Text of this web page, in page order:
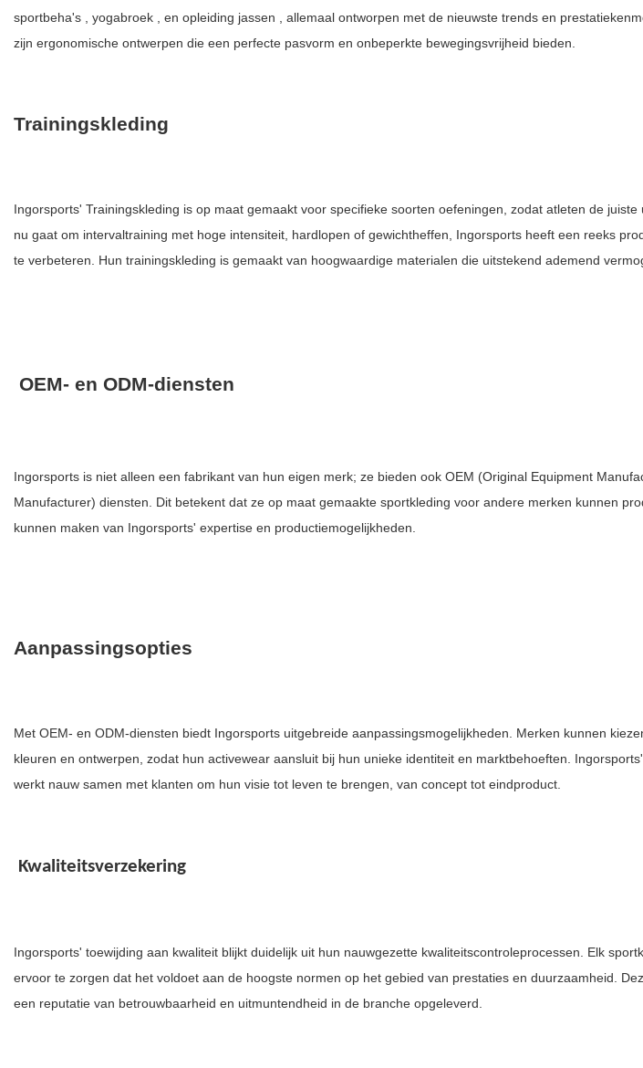
sportbeha's
yogabroek , en opleiding jassen
, allemaal ontworpen met de nieuwste trends en
zijn ergonomische ontwerpen die een perfecte pasvorm en onbeperkte bewegingsvrijheid bieden.
Trainingskleding
Ingorsports' Trainingskleding is op maat gemaakt voor specifieke soorten oefeningen, zodat atleten de
nu gaat om intervaltraining met hoge intensiteit, hardlopen of gewichtheffen, Ingorsports heeft een reeks
te verbeteren. Hun trainingskleding is gemaakt van hoogwaardige materialen die uitstekend ademend
OEM- en ODM-diensten
Ingorsports is niet alleen een fabrikant van hun eigen merk; ze bieden ook OEM (Original Equipment
Manufacturer) diensten. Dit betekent dat ze op maat gemaakte sportkleding voor andere merken kunnen
kunnen maken van Ingorsports' expertise en productiemogelijkheden.
Aanpassingsopties
Met OEM- en ODM-diensten biedt Ingorsports uitgebreide aanpassingsmogelijkheden. Merken kunnen
kleuren en ontwerpen, zodat hun activewear aansluit bij hun unieke identiteit en marktbehoeften.
werkt nauw samen met klanten om hun visie tot leven te brengen, van concept tot eindproduct.
Kwaliteitsverzekering
Ingorsports' toewijding aan kwaliteit blijkt duidelijk uit hun nauwgezette kwaliteitscontroleprocessen. Elk
ervoor te zorgen dat het voldoet aan de hoogste normen op het gebied van prestaties en duurzaamheid.
een reputatie van betrouwbaarheid en uitmuntendheid in de branche opgeleverd.